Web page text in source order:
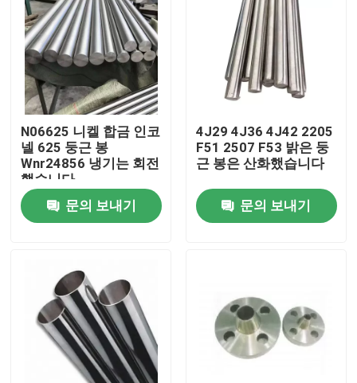
우리에 대하여
공장 여행
품질 관리
연락주세요
인코넬 600 재료
인코넬 625 재료
인코로이 800 소재
인코넬 718 재료
N06625 니켈 합금 인코
넬 625 둥근 봉
Wnr24856 냉기는 회전
했습니다
문의 보내기
4J29 4J36 4J42 2205
F51 2507 F53 밝은 둥
근 봉은 산화했습니다
문의 보내기